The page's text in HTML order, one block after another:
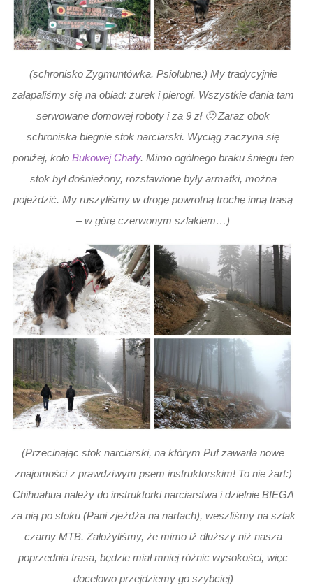
(schronisko Zygmuntówka. Psiolubne:) My tradycyjnie
załapaliśmy się na obiad: żurek i pierogi. Wszystkie dania tam
serwowane domowej roboty i za 9 zł 🙂 Zaraz obok
schroniska biegnie stok narciarski. Wyciąg zaczyna się
poniżej, koło Bukowej Chaty. Mimo ogólnego braku śniegu ten
stok był dośnieżony, rozstawione były armatki, można
pojeździć. My ruszyliśmy w drogę powrotną trochę inną trasą
– w górę czerwonym szlakiem…)
(Przecinając stok narciarski, na którym Puf zawarła nowe
znajomości z prawdziwym psem instruktorskim! To nie żart:)
Chihuahua należy do instruktorki narciarstwa i dzielnie BIEGA
za nią po stoku (Pani zjeżdża na nartach), weszliśmy na szlak
czarny MTB. Założyliśmy, że mimo iż dłuższy niż nasza
poprzednia trasa, będzie miał mniej różnic wysokości, więc
docelowo przejdziemy go szybciej)